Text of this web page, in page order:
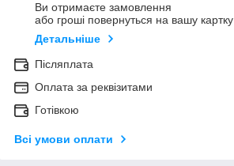
Ви отримаєте замовлення
або гроші повернуться на вашу картку
Детальніше
Післяплата
Оплата за реквізитами
Готівкою
Всі умови оплати